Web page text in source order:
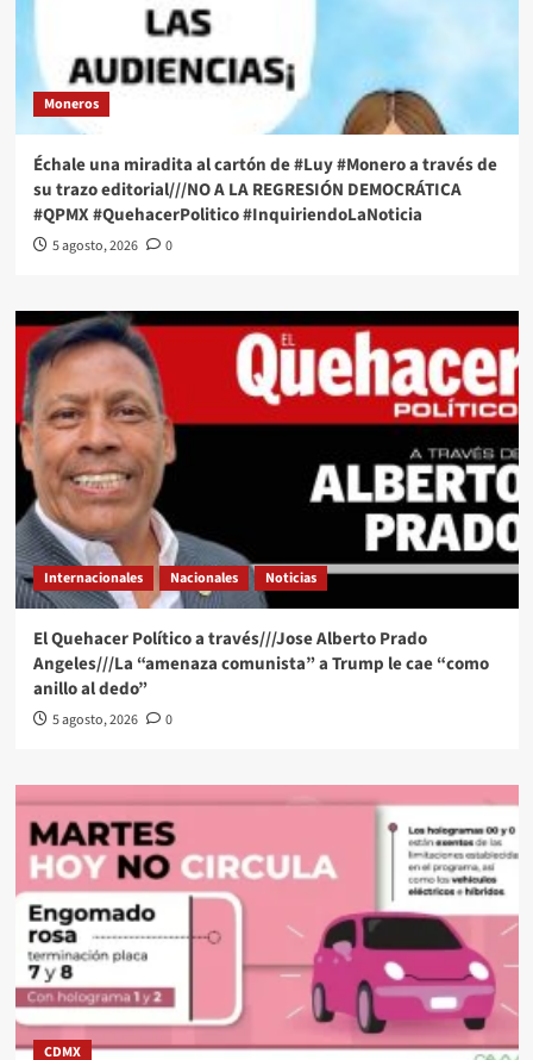
Moneros
Échale una miradita al cartón de #Luy #Monero a través de
su trazo editorial///NO A LA REGRESIÓN DEMOCRÁTICA
#QPMX #QuehacerPolitico #InquiriendoLaNoticia
5 agosto, 2026 0
Internacionales Nacionales Noticias
El Quehacer Político a través///Jose Alberto Prado
Angeles///La “amenaza comunista” a Trump le cae “como
anillo al dedo”
5 agosto, 2026 0
CDMX